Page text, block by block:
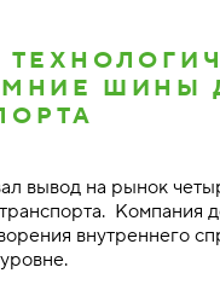
ШИНЫ
вывод на рынок
Компания
внутреннего